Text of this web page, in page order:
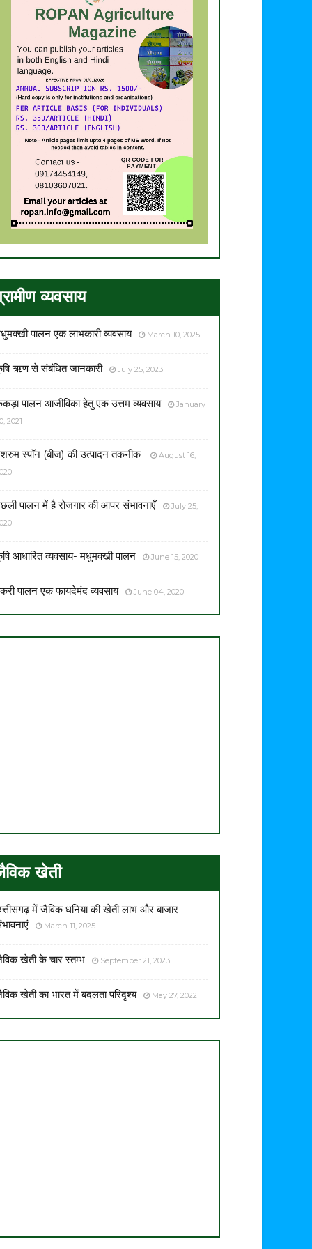
व्यवसाय
पालन एक लाभकारी व्यवसाय March 10, 2025
ऋण से संबंधित जानकारी July 25, 2023
पालन आजीविका हेतु एक उत्तम व्यवसाय
January
2021
स्पाॅन (बीज) की उत्पादन तकनीक
August 16,
पालन में है रोजगार की आपर संभावनाएँ
July 25,
आधारित व्यवसाय- मधुमक्खी पालन June 15, 2020
पालन एक फायदेमंद व्यवसाय June 04, 2020
खेती
में जैविक धनिया की खेती लाभ और बाजार
March 11, 2025
खेती के चार स्तम्भ September 21, 2023
खेती का भारत में बदलता परिदृश्य May 27, 2022